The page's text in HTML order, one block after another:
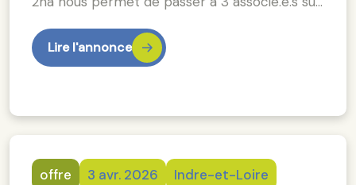
Lire l'annonce
offre 3 avr. 2026 Indre-et-Loire